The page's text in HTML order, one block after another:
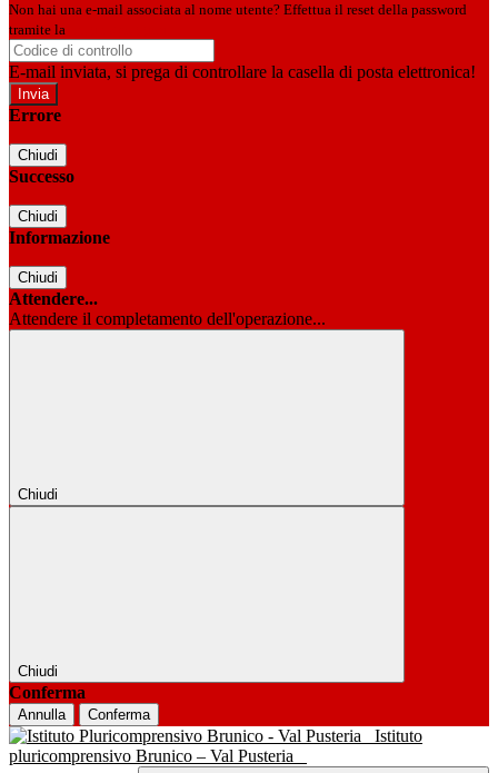
Non hai una e-mail associata al nome utente? Effettua il reset della password
tramite la
E-mail inviata, si prega di controllare la casella di posta elettronica!
Errore
Chiudi
Successo
Chiudi
Informazione
Chiudi
Attendere...
Attendere il completamento dell'operazione...
Chiudi
Chiudi
Conferma
Annulla Conferma
Istituto
pluricomprensivo Brunico – Val Pusteria